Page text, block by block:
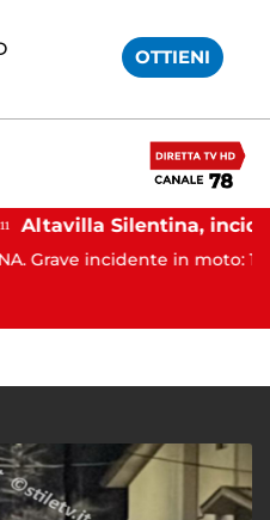
OTTIENI
incidente in moto: